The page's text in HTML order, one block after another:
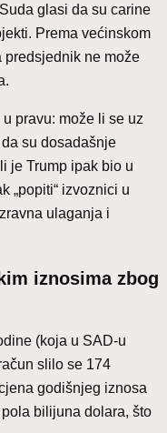
glasi da su carine
Prema većinskom
predsjednik ne može
pravu: može li se uz
su dosadašnje
je Trump ipak bio u
„popiti“ izvoznici u
ulaganja i
iznosima zbog
(koja u SAD-u
slilo se 174
godišnjeg iznosa
bilijuna dolara, što